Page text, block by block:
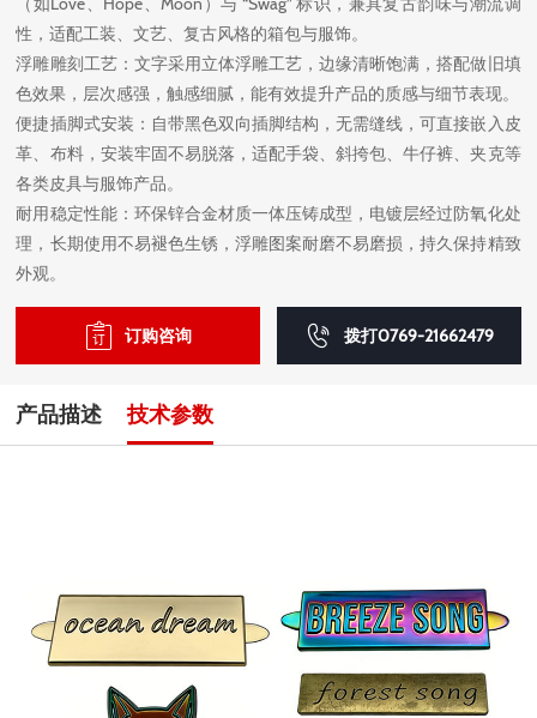
性，适配工装、文艺、复古风格的箱包与服饰。
浮雕雕刻工艺：文字采用立体浮雕工艺，边缘清晰饱满，搭配做旧填
色效果，层次感强，触感细腻，能有效提升产品的质感与细节表现。
便捷插脚式安装：自带黑色双向插脚结构，无需缝线，可直接嵌入皮
革、布料，安装牢固不易脱落，适配手袋、斜挎包、牛仔裤、夹克等
各类皮具与服饰产品。
耐用稳定性能：环保锌合金材质一体压铸成型，电镀层经过防氧化处
理，长期使用不易褪色生锈，浮雕图案耐磨不易磨损，持久保持精致
外观。
订购咨询 拨打0769-21662479
产品描述 技术参数